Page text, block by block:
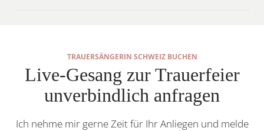
TRAUERSÄNGERIN SCHWEIZ BUCHEN
Live-Gesang zur Trauerfeier
unverbindlich anfragen
Ich nehme mir gerne Zeit für Ihr Anliegen und melde